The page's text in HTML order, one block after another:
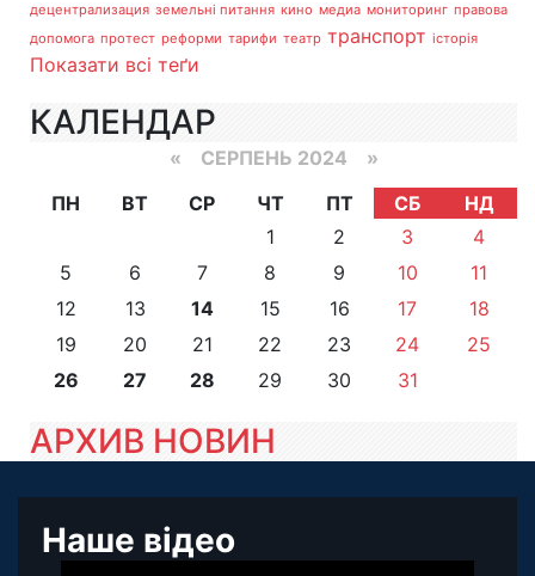
децентрализация земельні питання кино медиа мониторинг правова
допомога протест реформи тарифи театр транспорт історія
Показати всі теґи
КАЛЕНДАР
« СЕРПЕНЬ 2024 »
ПН
ВТ СР ЧТ ПТ СБ
НД
1
2 3
4
5
6 7 8 9 10
11
12
13 14 15 16 17
18
19
20 21 22 23 24
25
26
27 28 29 30 31
АРХИВ НОВИН
Наше відео